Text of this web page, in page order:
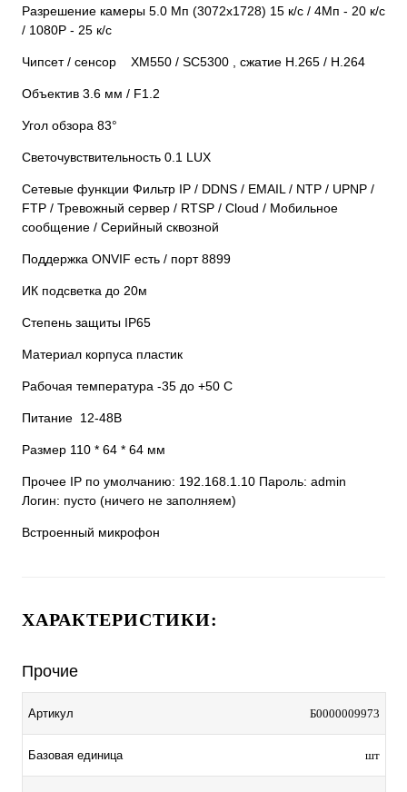
Разрешение камеры 5.0 Mп (3072x1728) 15 к/с / 4Мп - 20 к/с
/ 1080Р - 25 к/с
Чипсет / сенсор XM550 / SC5300 , сжатие H.265 / H.264
Объектив 3.6 мм / F1.2
Угол обзора 83°
Светочувствительность 0.1 LUX
Сетевые функции Фильтр IP / DDNS / EMAIL / NTP / UPNP /
FTP / Тревожный сервер / RTSP / Cloud / Мобильное
сообщение / Серийный сквозной
Поддержка ONVIF есть / порт 8899
ИК подсветка до 20м
Степень защиты IP65
Материал корпуса пластик
Рабочая температура -35 до +50 С
Питание 12-48В
Размер 110 * 64 * 64 мм
Прочее IP по умолчанию: 192.168.1.10 Пароль: admin
Логин: пусто (ничего не заполняем)
Встроенный микрофон
ХАРАКТЕРИСТИКИ:
Прочие
Артикул Б0000009973
Базовая единица шт